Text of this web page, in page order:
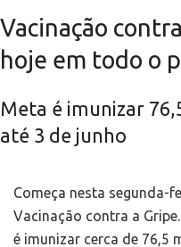
Vacinação
hoje em todo o
Meta é imunizar
até 3 de junho
Começa nesta segunda-
Vacinação contra a
é imunizar cerca de 76,5